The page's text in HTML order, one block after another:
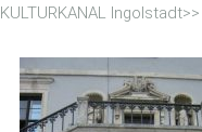
KULTURKANAL Ingolstadt>>